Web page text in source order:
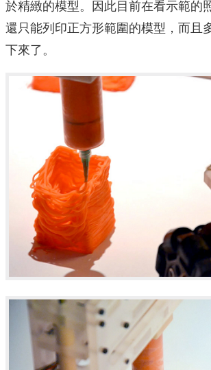
於精緻的模型。因此目前在看示範的
還只能列印正方形範圍的模型，而且
下來了。